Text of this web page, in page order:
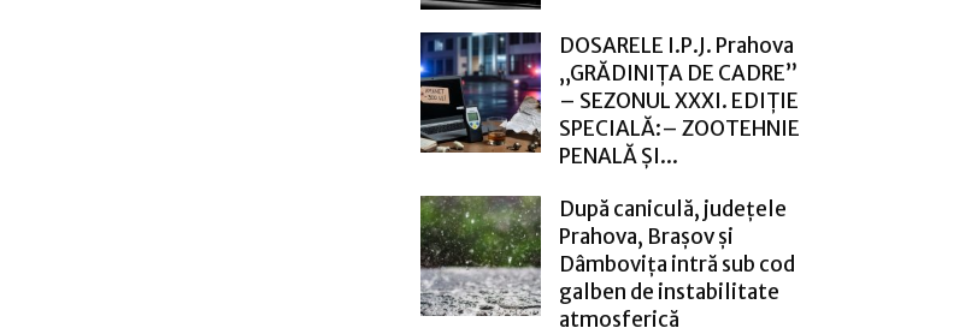
DOSARELE I.P.J. Prahova
„GRĂDINIȚA DE CADRE”
– SEZONUL XXXI. EDIȚIE
SPECIALĂ:– ZOOTEHNIE
PENALĂ ȘI...
După caniculă, județele
Prahova, Brașov și
Dâmbovița intră sub cod
galben de instabilitate
atmosferică